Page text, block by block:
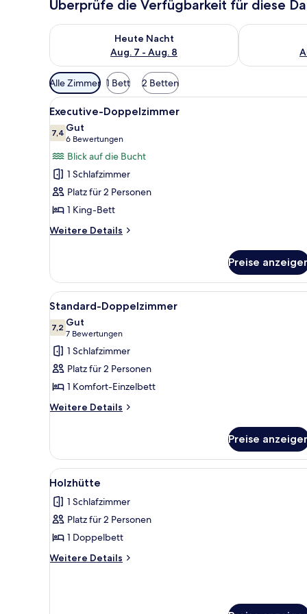
Überprüfe die Verfügbarkeit für diese
Heute Nacht
Aug. 7 - Aug. 8
Überprüfe die Verfügbarkeit für heute Nacht, Aug. 7
Überprüfe
Verfügbare
Filter
für
Zimmer
Alle Zimmer 1 Bett 2 Betten
Alle
Fotos
für
Executive-
Doppelzimmer
anzeigen
Ein Schlafzimmer mit einem
5
Executive-Doppelzimmer
7,47,4 von 10
Gut
6 Bewertungen
(6
Bewertungen)
Blick auf die Bucht
1 Schlafzimmer
Platz für 2 Personen
1 King-Bett
Weitere Details
Weitere
Doppelzimmer
Preise
Alle
Fotos
für
Standard-
Doppelzimmer
anzeigen
Ein Hotelzimmer mit Bett,
3
Standard-Doppelzimmer
7,27,2 von 10
Gut
7 Bewertungen
(7
Bewertungen)
1 Schlafzimmer
Platz für 2 Personen
1 Komfort-Einzelbett
Weitere Details
Weitere
Doppelzimmer
Preise
Alle
Fotos
für
Holzhütte
anzeigen
Ein Schlafzimmer mit einem
2
Holzhütte
1 Schlafzimmer
Platz für 2 Personen
1 Doppelbett
Weitere Details
Weitere